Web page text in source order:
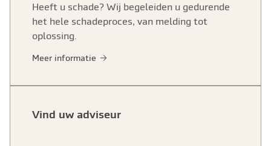
Heeft u schade? Wij begeleiden u gedurende
het hele schadeproces, van melding tot
oplossing.
Meer informatie
Vind uw adviseur